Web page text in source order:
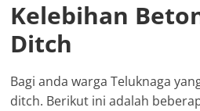
Kelebihan
Ditch
Bagi anda warga Teluknaga
ditch. Berikut ini adalah